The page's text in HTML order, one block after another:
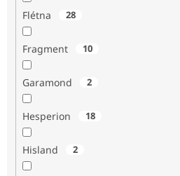
Flétna 28
Fragment 10
Garamond 2
Hesperion 18
Hisland 2